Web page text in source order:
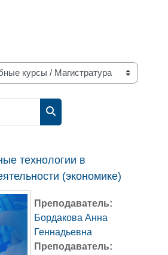
Поиск курса
технологии в
(экономике)
Преподаватель:
Бордакова Анна
Геннадьевна
Преподаватель: